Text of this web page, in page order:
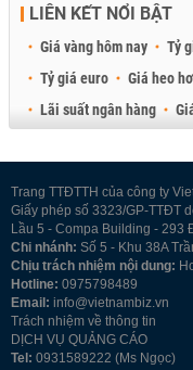
LIÊN KẾT NỔI BẬT
Giá vàng hôm nay Tỷ
Tỷ giá euro
Giá heo
Lãi suất ngân hàng
Trang TTĐTTH của công ty
Giấy phép số 3323/GP-TTĐT
Lầu 5 - Compa Building - 293
Chi nhánh: Số 5 - Khu 38A
Chịu trách nhiệm nội dung:
Hotline: 0975798489
Email: info@vietnambiz.vn
Trách nhiệm về thông tin
DỊCH VỤ QUẢNG CÁO
Tel: 0931589222 (Ms Ngọc)